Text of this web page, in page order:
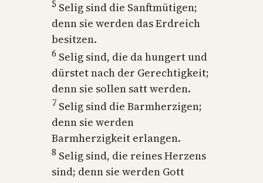
5 Selig sind die Sanftmütigen;
denn sie werden das Erdreich
besitzen.
6 Selig sind, die da hungert und
dürstet nach der Gerechtigkeit;
denn sie sollen satt werden.
7 Selig sind die Barmherzigen;
denn sie werden
Barmherzigkeit erlangen.
8 Selig sind, die reines Herzens
sind; denn sie werden Gott